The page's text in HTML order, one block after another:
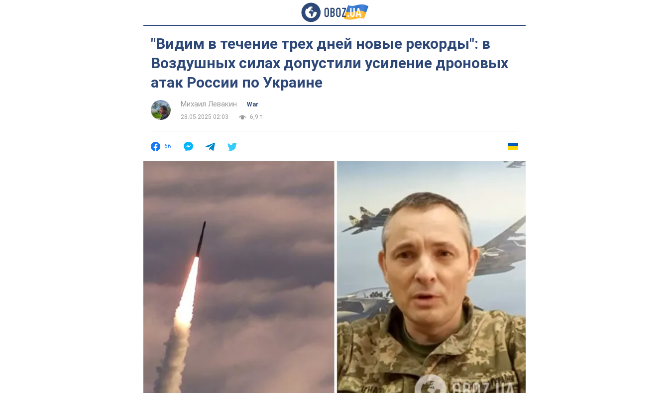
"Видим в течение трех дней новые рекорды": в
Воздушных силах допустили усиление дроновых
атак России по Украине
Михаил Левакин
War
28.05.2025 02:03
6,9 т.
66